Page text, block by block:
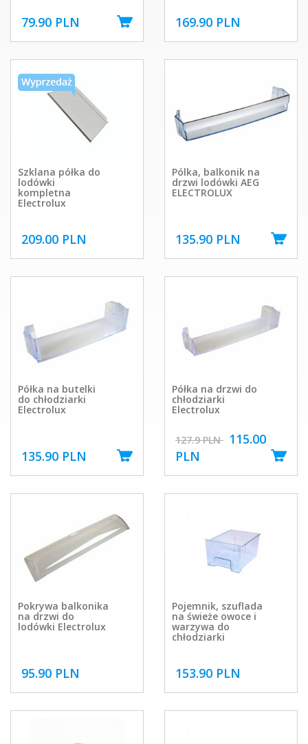
79.90 PLN 169.90 PLN
Szklana półka do
lodówki
kompletna
Electrolux
209.00 PLN
Pólka, balkonik na
drzwi lodówki AEG
ELECTROLUX
135.90 PLN
Półka na butelki
do chłodziarki
Electrolux
135.90 PLN
Półka na drzwi do
chłodziarki
Electrolux
127.9 PLN 115.00
PLN
Pokrywa balkonika
na drzwi do
lodówki Electrolux
95.90 PLN
Pojemnik, szuflada
na świeże owoce i
warzywa do
chłodziarki
153.90 PLN